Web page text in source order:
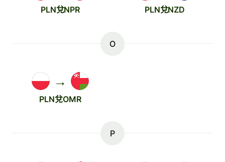
PLN兌NPR PLN兌NZD
O
→
PLN兌OMR
P